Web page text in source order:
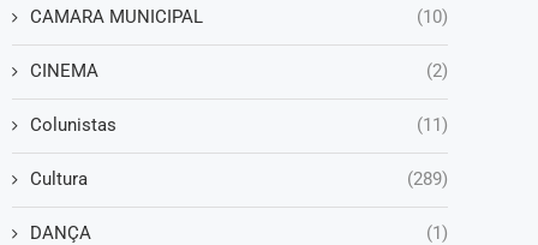
CAMARA MUNICIPAL (10)
CINEMA (2)
Colunistas (11)
Cultura (289)
DANÇA (1)